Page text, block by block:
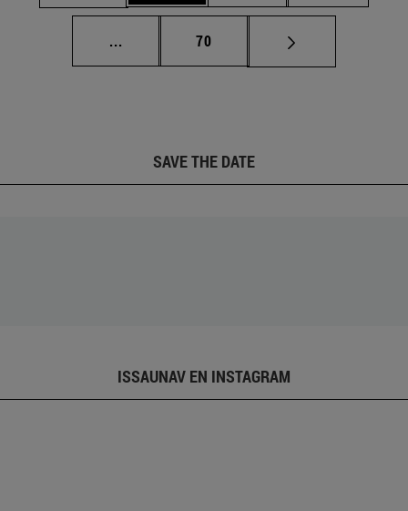
... Páginas intermedias Use TAB para
Página
70
SAVE THE DATE
ISSAUNAV EN INSTAGRAM